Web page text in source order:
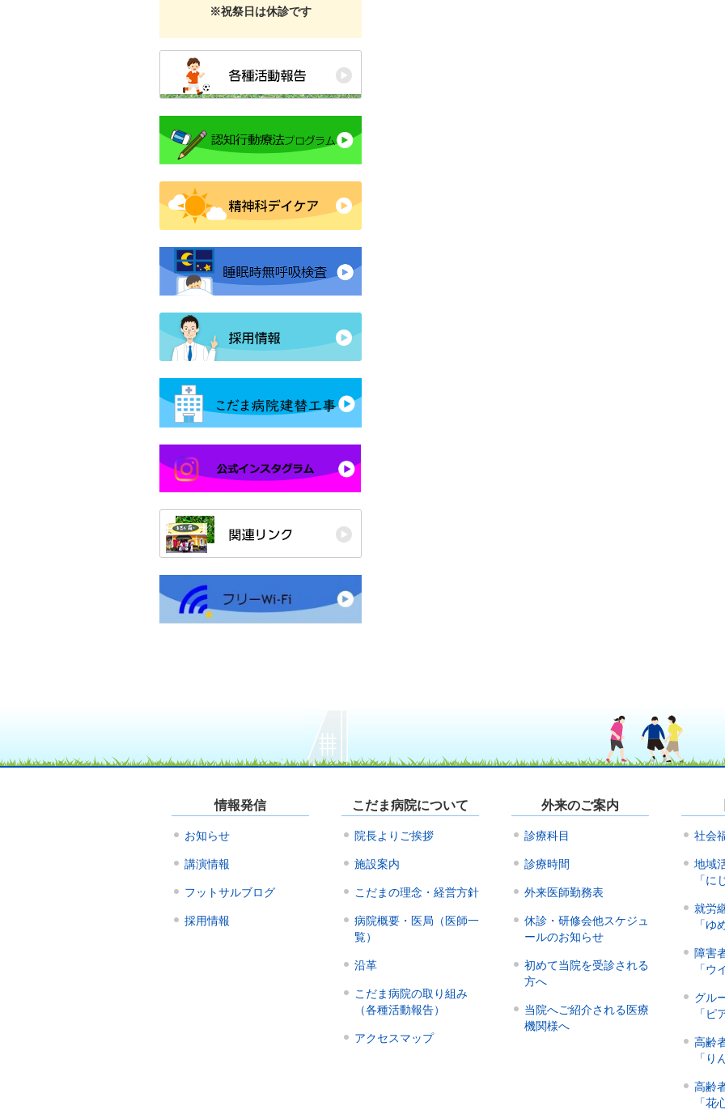
※祝祭日は休診です
情報発信
お知らせ
講演情報
フットサルブログ
採用情報
こだま病院について
院長よりご挨拶
施設案内
こだまの理念・経営方針
病院概要・医局（医師一
覧）
沿革
こだま病院の取り組み
（各種活動報告）
アクセスマップ
外来のご案内
診療科目
診療時間
外来医師勤務表
休診・研修会他スケジュ
ールのお知らせ
初めて当院を受診される
方へ
当院へご紹介される医療
機関様へ
社会
地域
「に
就労
「ゆ
障害
「ウ
グル
「ピ
高齢
「り
高齢
「花